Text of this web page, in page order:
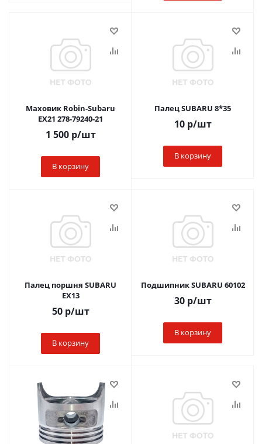
Маховик Robin-Subaru
EX21 278-79240-21
1 500р/шт
В корзину
Палец SUBARU 8*35
10р/шт
В корзину
Палец поршня SUBARU
EX13
50р/шт
В корзину
Подшипник SUBARU 60102
30р/шт
В корзину